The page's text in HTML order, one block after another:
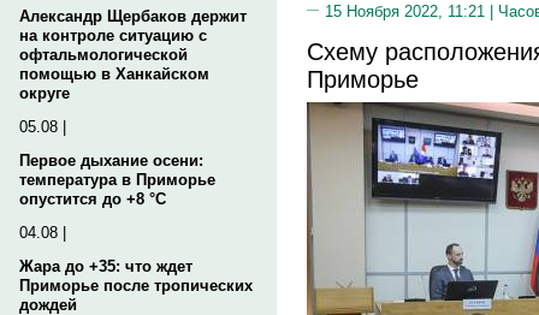
Александр Щербаков держит
на контроле ситуацию с
офтальмологической
помощью в Ханкайском
округе
05.08 |
Первое дыхание осени:
температура в Приморье
опустится до +8 °C
04.08 |
Жара до +35: что ждет
Приморье после тропических
дождей
15 Ноября 2022, 11:21 |
Схему
Приморье